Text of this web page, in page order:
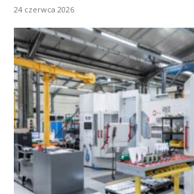
24 czerwca 2026